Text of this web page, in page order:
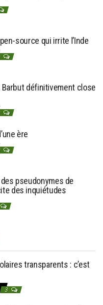
source qui irrite l’Inde
Barbut définitivement close
ère
pseudonymes de
des inquiétudes
transparents : c’est
3